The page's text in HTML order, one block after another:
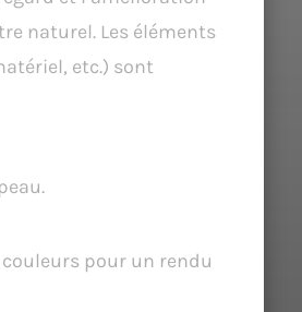
naturel. Les éléments
etc.) sont
pour un rendu